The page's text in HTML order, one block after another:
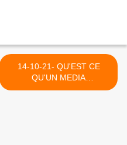
14-10-21- QU'EST CE
QU'UN MEDIA
MAINSTREAM CIBLANT